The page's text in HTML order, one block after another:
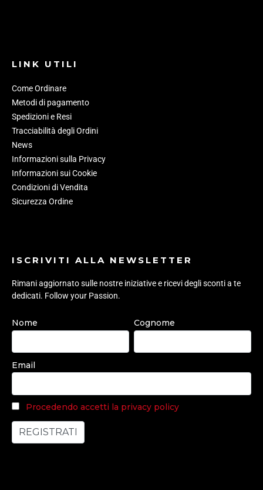
LINK UTILI
Come Ordinare
Metodi di pagamento
Spedizioni e Resi
Tracciabilità degli Ordini
News
Informazioni sulla Privacy
Informazioni sui Cookie
Condizioni di Vendita
Sicurezza Ordine
ISCRIVITI ALLA NEWSLETTER
Rimani aggiornato sulle nostre iniziative e ricevi degli sconti a te
dedicati. Follow your Passion.
Nome Cognome
Email
Procedendo accetti la privacy policy